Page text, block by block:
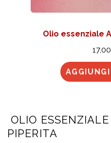
Olio essenziale
17,00
OLIO
PIPERITA